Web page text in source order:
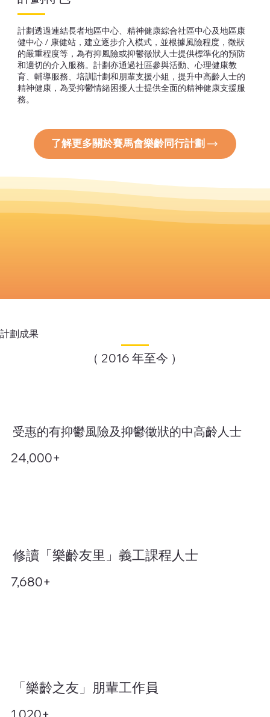
計劃透過連結長者地區中心、精神健康綜合社區中心及地區康
健中心 / 康健站，建立逐步介入模式，並根據風險程度，徵狀
的嚴重程度等，為有抑風險或抑鬱徵狀人士提供標準化的預防
和適切的介入服務。計劃亦通過社區參與活動、心理健康教
育、輔導服務、培訓計劃和朋輩支援小組，提升中高齡人士的
精神健康，為受抑鬱情緒困擾人士提供全面的精神健康支援服
務。
了解更多關於賽馬會樂齡同行計劃
計劃成果
（ 2016 年至今 ）
「樂齡之友」朋輩工作員
修讀「樂齡友里」義工課程人士
7,680+
受惠的有抑鬱風險及抑鬱徵狀的中高齡人士
24,000+